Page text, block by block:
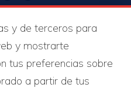
y de terceros para
y mostrarte
tus preferencias sobre
a partir de tus